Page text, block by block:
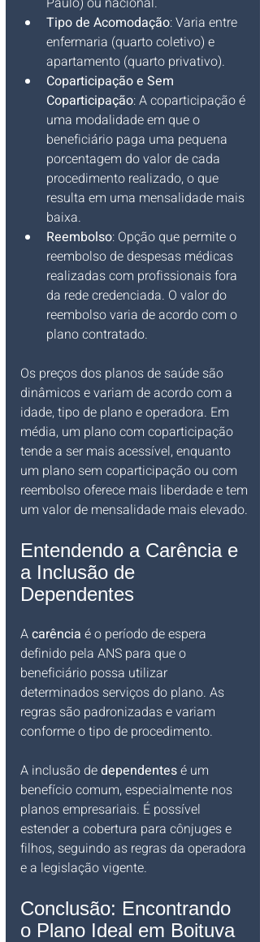
Tipo de Acomodação: Varia entre
enfermaria (quarto coletivo) e
apartamento (quarto privativo).
Coparticipação e Sem
Coparticipação: A coparticipação é
uma modalidade em que o
beneficiário paga uma pequena
porcentagem do valor de cada
procedimento realizado, o que
resulta em uma mensalidade mais
baixa.
Reembolso: Opção que permite o
reembolso de despesas médicas
realizadas com profissionais fora
da rede credenciada. O valor do
reembolso varia de acordo com o
plano contratado.
Os preços dos planos de saúde são
dinâmicos e variam de acordo com a
idade, tipo de plano e operadora. Em
média, um plano com coparticipação
tende a ser mais acessível, enquanto
um plano sem coparticipação ou com
reembolso oferece mais liberdade e tem
um valor de mensalidade mais elevado.
Entendendo a Carência e
a Inclusão de
Dependentes
A carência é o período de espera
definido pela ANS para que o
beneficiário possa utilizar
determinados serviços do plano. As
regras são padronizadas e variam
conforme o tipo de procedimento.
A inclusão de dependentes é um
benefício comum, especialmente nos
planos empresariais. É possível
estender a cobertura para cônjuges e
filhos, seguindo as regras da operadora
e a legislação vigente.
Conclusão: Encontrando
o Plano Ideal em Boituva